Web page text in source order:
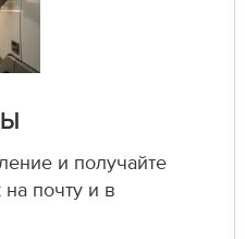
и получайте
почту и в